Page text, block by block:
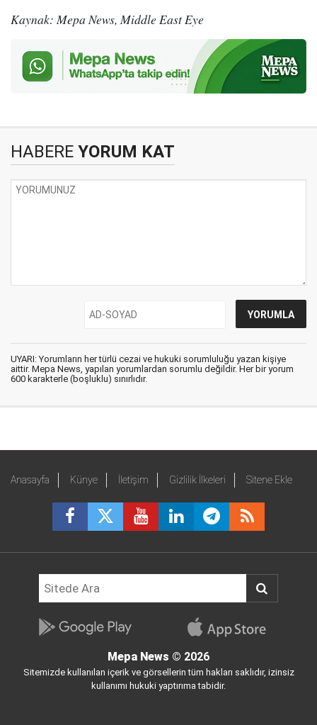
Kaynak: Mepa News, Middle East Eye
HABERE YORUM KAT
UYARI: Yorumların her türlü cezai ve hukuki sorumluluğu yazan kişiye
aittir. Mepa News, yapılan yorumlardan sorumlu değildir. Her bir yorum
600 karakterle (boşluklu) sınırlıdır.
Anasayfa Künye İletişim Gizlilik İlkeleri Sitene Ekle
Mepa News © 2026
Sitemizde kullanılan içerik ve görsellerin tüm hakları saklıdır, izinsiz
kullanımı hukuki yaptırıma tabidir.